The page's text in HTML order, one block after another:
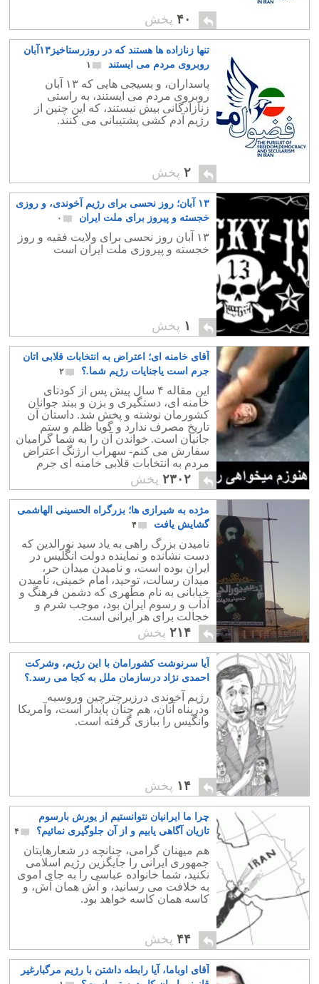
۴۰ پخش
تنها زنازاده ها هستند که در روزرستاخیز۱۳آبان
روبروی مردم می ایستند
۱
پاسداران، و بسیجی هایی که ۱۳ آبان
روبروی مردم می ایستند، به راستی
زنازادگانی بیش نیستند، که این چنین از
رژیم آدم کشی پشتیبانی می کنند.
۲ پخش
۱۳ آبان؛ روز نحسی برای رژیم آخوندی، و روزی
خجسته و پیروز برای ملت ایران
۰
۱۳ آبان روز نحسی برای ولایت فقیه و روز
خجسته و پیروزی ملت ایران است
۱ پخش
آقای خامنه ای؛ اعتراض به انتخابات قلابی اتان
جرم است یاجنایات رژیم شما.؟
۲
این مقاله ۴ سال پیش پس از کودتای
خامنه ای، دستگیری و بزن و ببند جوانان
کشورمان نوشته و پخش شد. داستان آن
تاریخ مصرف ندارد و گویا ظلم و ستم
جانیان است. خواندن آن را به شما گرامیان
سفارش می کنم- سهراب ارژنگ اعتراض
مردم به انتخابات قلابی خامنه ای جرم
است ولی سه دهه جنایات رژیم قانونی
است.
۲۳۰۲ پخش
مژده به شیرازی ها؛ بزرگراه الحسینی الهاشمی
گشایش یافت
۴
نامیدن بزرگ راهی به یاد سید نورالدین که
دست نشانده و نماینده دولت انگلیس در
ایران بوده است، و نامیدن میدان حر،
میدان رسالت، توحید، امام خمینی، نامیدن
خیابانی به نام مطهری که دشمن فرهنگ و
آداب و رسوم ایران بود، موجب شرم و
خجالت برای هر ایرانی است.
۲۱۴ پخش
آیا سرنوشت کشورامان با این رژیم، وشرکت
احمدی نژاد درسازمان ملل به کجا می رسد.؟
رژیم آخوندی درزیرچترچین وروسیه
ودرپناه آنان، هم چنان پایدار است، وآمریکا
وانگیس را ببازی گرفته است.
۱۴ پخش
چرا ما ایرانیان نتوانستیم از یورش بارسوم
تازیان آگاهی یابیم و از آن جلوگیری نمائیم؟
۴
هم میهنان گرامی، چنانچه در شعارهایتان
جمهوری ایرانی را جایگزین رژیم اسلامی
نکنید، شما خانواده عباسی را به جای اموی
به خلافت می رسانید، و آش همان آش، و
کاسه همان کاسه خواهد بود.
۴۴ پخش
آقای اوباما، آیا رابطه داشتن با رژیم مرگبارغیر